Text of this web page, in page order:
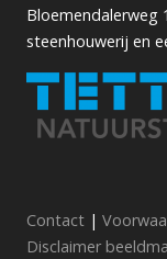
Bloemendalerweg
steenhouwerij en
Contact |
Disclaimer